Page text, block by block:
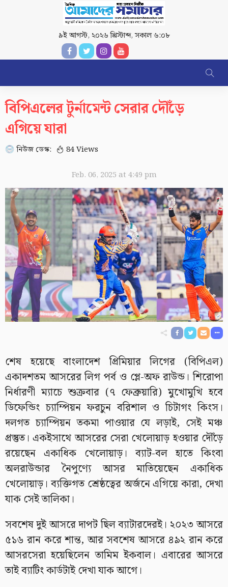
৯ই আগস্ট, ২০২৬ খ্রিস্টাব্দ,সকাল ৬:০৮
বিপিএলের টুর্নামেন্ট সেরার দৌঁড়ে
এগিয়ে যারা
নিউজ ডেস্ক: 84 Views
Feb. 06, 2025 at 4:49 pm
শেষ হয়েছে বাংলাদেশ প্রিমিয়ার লিগের (বিপিএল)
একাদশতম আসরের লিগ পর্ব ও প্লে-অফ রাউন্ড। শিরোপা
নির্ধারণী ম্যাচে শুক্রবার (৭ ফেব্রুয়ারি) মুখোমুখি হবে
ডিফেন্ডিং চ্যাম্পিয়ন ফরচুন বরিশাল ও চিটাগং কিংস।
দলগত চ্যাম্পিয়ন তকমা পাওয়ার যে লড়াই, সেই মঞ্চ
প্রস্তুত। একইসাথে আসরের সেরা খেলোয়াড় হওয়ার দৌঁড়ে
রয়েছেন একাধিক খেলোয়াড়। ব্যাট-বল হাতে কিংবা
অলরাউন্ডার নৈপুণ্যে আসর মাতিয়েছেন একাধিক
খেলোয়াড়। ব্যক্তিগত শ্রেষ্ঠত্বের অর্জনে এগিয়ে কারা, দেখা
যাক সেই তালিকা।
সবশেষ দুই আসরে দাপট ছিল ব্যাটারদেরই। ২০২৩ আসরে
৫১৬ রান করে শান্ত, আর সবশেষ আসরে ৪৯২ রান করে
আসরসেরা হয়েছিলেন তামিম ইকবাল। এবারের আসরে
তাই ব্যাটিং কার্ডটাই দেখা যাক আগে।